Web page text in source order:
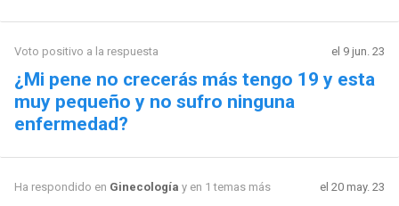
Voto positivo a la respuesta el 9 jun. 23
¿Mi pene no crecerás más tengo 19 y esta
muy pequeño y no sufro ninguna
enfermedad?
Ha respondido en Ginecología y en 1 temas más el 20 may. 23